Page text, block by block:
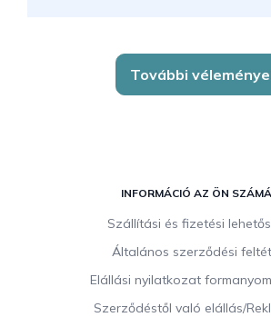
További
INFORMÁCIÓ AZ ÖN
Szállítási és fizetési
Általános szerződési
Elállási nyilatkozat
Szerződéstől való elállás/